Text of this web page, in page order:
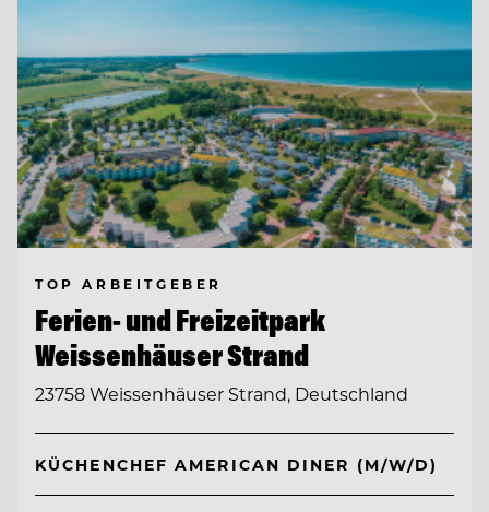
TOP ARBEITGEBER
Ferien- und Freizeitpark
Weissenhäuser Strand
23758 Weissenhäuser Strand, Deutschland
KÜCHENCHEF AMERICAN DINER (M/W/D)